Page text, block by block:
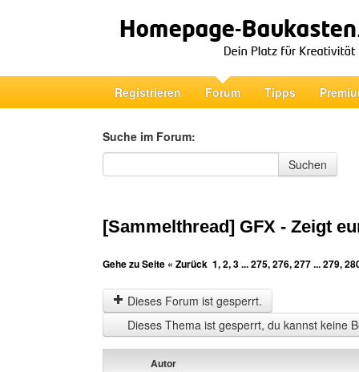
Registrieren Forum Tipps
Suche im Forum:
Suche im Forum
Suchen
[Sammelthread] GFX - Zeigt
Gehe zu Seite « Zurück 1,2,3...275,276,277...279,
Dieses Forum ist gesperrt.
Dieses Thema ist gesperrt, du kannst keine
Autor